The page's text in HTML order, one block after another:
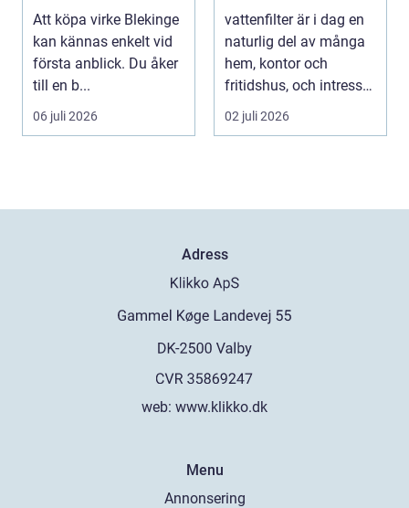
byggprojekt
Att köpa virke Blekinge
kan kännas enkelt vid
första anblick. Du åker
till en b...
06 juli 2026
vardagen
vattenfilter är i dag en
naturlig del av många
hem, kontor och
fritidshus, och intresset
ökar för va...
02 juli 2026
Adress
web: www.klikko.dk
Menu
Annonsering